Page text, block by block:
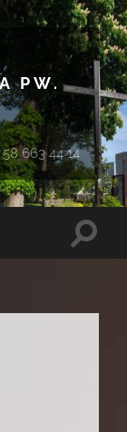
PW.
663 44 14
Toggle